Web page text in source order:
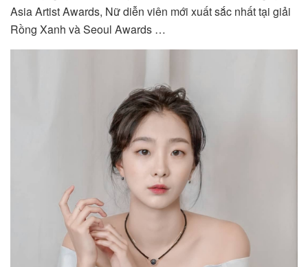
Asia Artist Awards, Nữ diễn viên mới xuất sắc nhất tại giải
Rồng Xanh và Seoul Awards …